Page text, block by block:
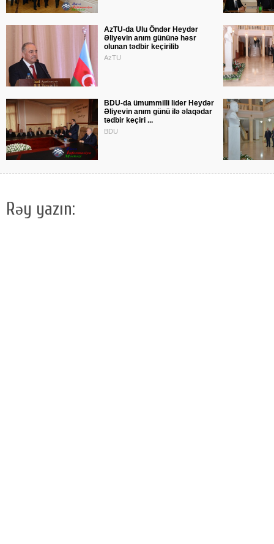
AzTU-da Ulu Öndər Heydər
Əliyevin anım gününə həsr
olunan tədbir keçirilib
AzTU
BDU-da ümummilli lider Heydər
Əliyevin anım günü ilə əlaqədar
tədbir keçiri ...
BDU
Rəy yazın: